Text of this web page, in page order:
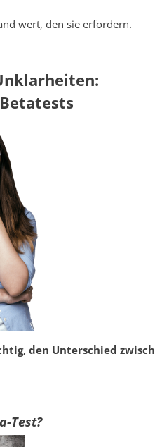
wert, den sie erfordern.
den Unterschied
Test?